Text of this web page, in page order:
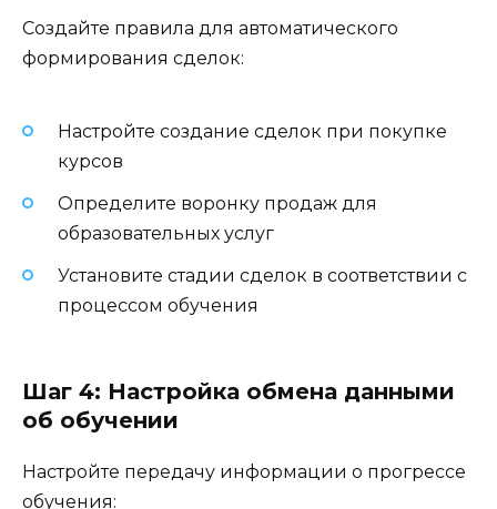
Создайте правила для автоматического
формирования сделок:
Настройте создание сделок при покупке
курсов
Определите воронку продаж для
образовательных услуг
Установите стадии сделок в соответствии с
процессом обучения
Шаг 4: Настройка обмена данными
об обучении
Настройте передачу информации о прогрессе
обучения: